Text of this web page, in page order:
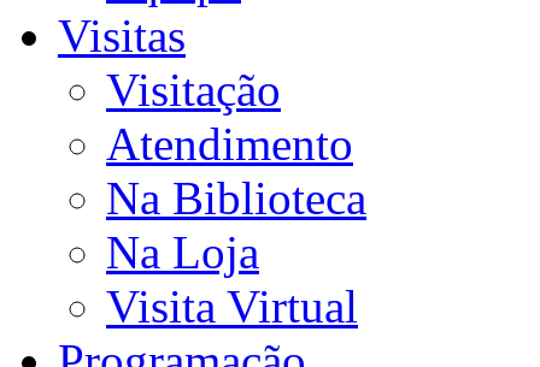
Visitas
Visitação
Atendimento
Na Biblioteca
Na Loja
Visita Virtual